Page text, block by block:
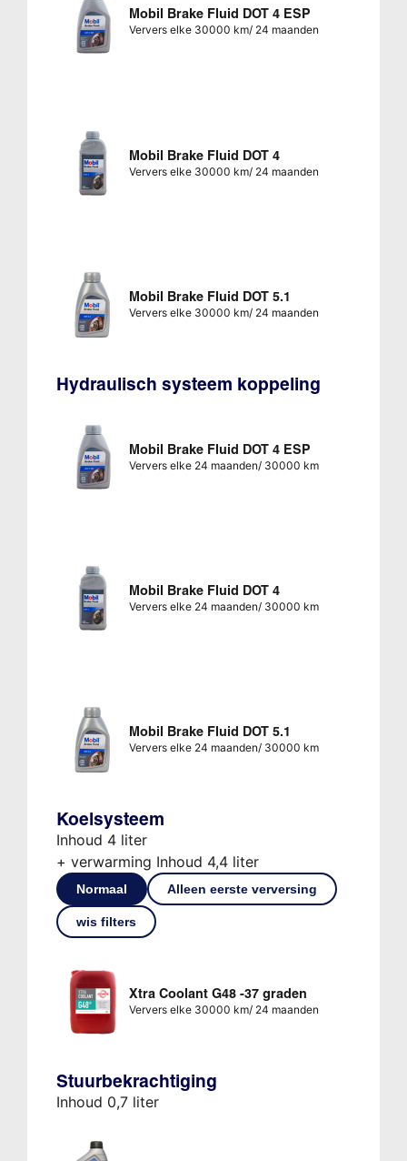
Mobil Brake Fluid DOT 4 ESP
Ververs elke 30000 km/ 24 maanden
Mobil Brake Fluid DOT 4
Ververs elke 30000 km/ 24 maanden
Mobil Brake Fluid DOT 5.1
Ververs elke 30000 km/ 24 maanden
Hydraulisch systeem koppeling
Mobil Brake Fluid DOT 4 ESP
Ververs elke 24 maanden/ 30000 km
Mobil Brake Fluid DOT 4
Ververs elke 24 maanden/ 30000 km
Mobil Brake Fluid DOT 5.1
Ververs elke 24 maanden/ 30000 km
Koelsysteem
Inhoud 4 liter
+ verwarming Inhoud 4,4 liter
Normaal Alleen eerste verversing
wis filters
Xtra Coolant G48 -37 graden
Ververs elke 30000 km/ 24 maanden
Stuurbekrachtiging
Inhoud 0,7 liter